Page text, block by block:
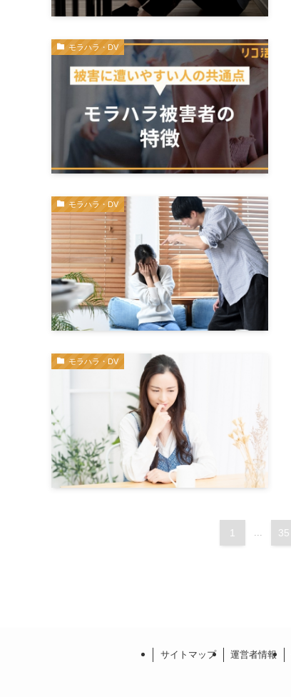
モラハラ・DV
モラハラ・DV
モラハラ・DV
1 35
サイトマップ 運営者情報